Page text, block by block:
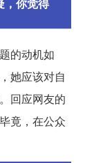
，你觉得
的动机如
她应该对自
回应网友的
竟，在公众